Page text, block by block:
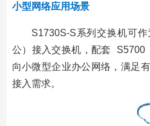
小型网络应用场景
S1730S-S系列交换机可
公）接入交换机，配套 S5700
向小微型企业办公网络，满足
接入需求。